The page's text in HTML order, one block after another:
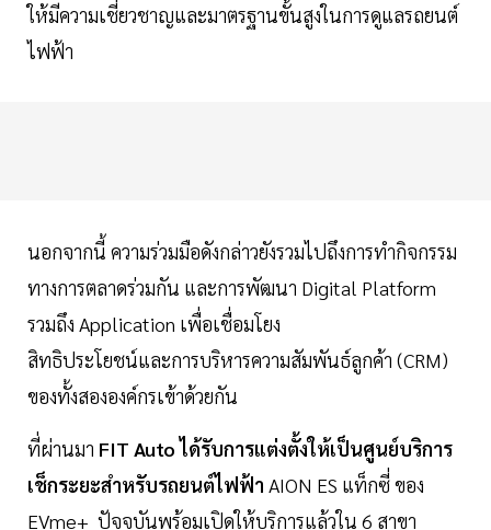
ให้มีความเชี่ยวชาญและมาตรฐานขั้นสูงในการดูแลรถยนต์
ไฟฟ้า
นอกจากนี้ ความร่วมมือดังกล่าวยังรวมไปถึงการทำกิจกรรม
ทางการตลาดร่วมกัน และการพัฒนา Digital Platform
รวมถึง Application เพื่อเชื่อมโยง
สิทธิประโยชน์และการบริหารความสัมพันธ์ลูกค้า (CRM)
ของทั้งสององค์กรเข้าด้วยกัน
ที่ผ่านมา FIT Auto ได้รับการแต่งตั้งให้เป็นศูนย์บริการ
เช็กระยะสำหรับรถยนต์ไฟฟ้า AION ES แท็กซี่ ของ
EVme+ ปัจจุบันพร้อมเปิดให้บริการแล้วใน 6 สาขา